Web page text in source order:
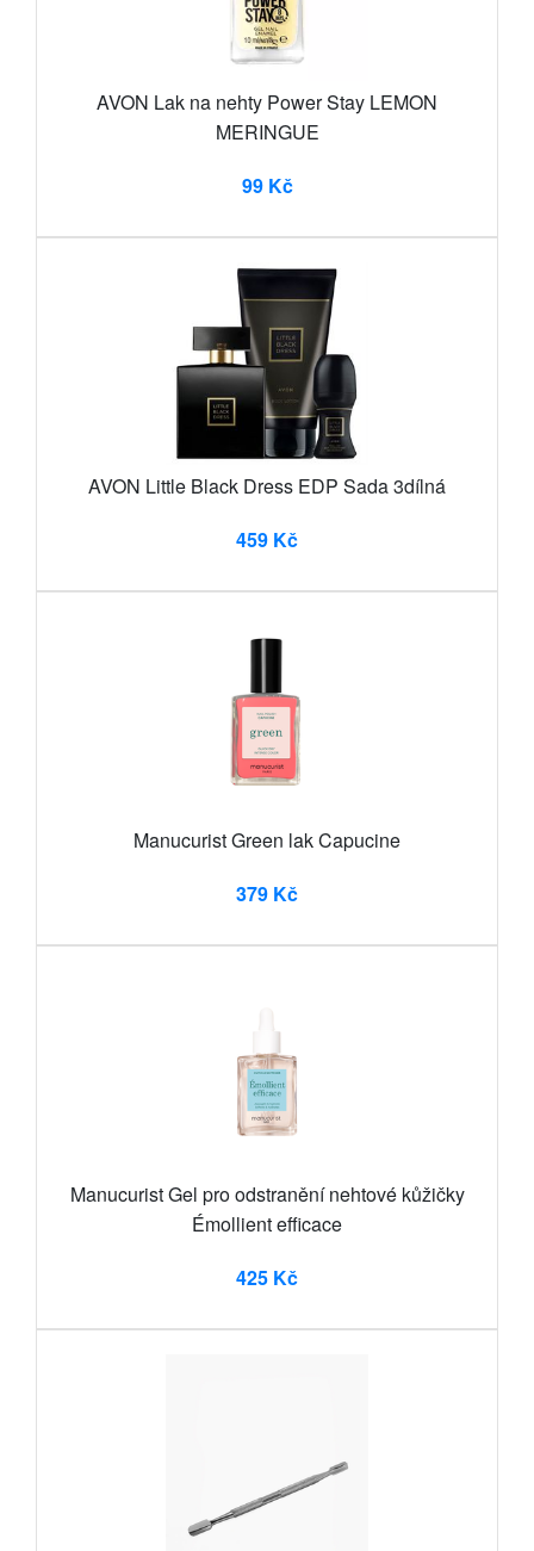
AVON Lak na nehty Power Stay LEMON
MERINGUE
99 Kč
AVON Little Black Dress EDP Sada 3dílná
459 Kč
Manucurist Green lak Capucine
379 Kč
Manucurist Gel pro odstranění nehtové kůžičky
Émollient efficace
425 Kč